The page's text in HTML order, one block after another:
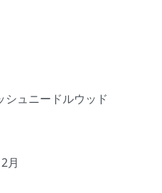
シュニードルウッド
月